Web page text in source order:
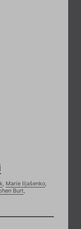
, Marie Iljašenko,
Burt,